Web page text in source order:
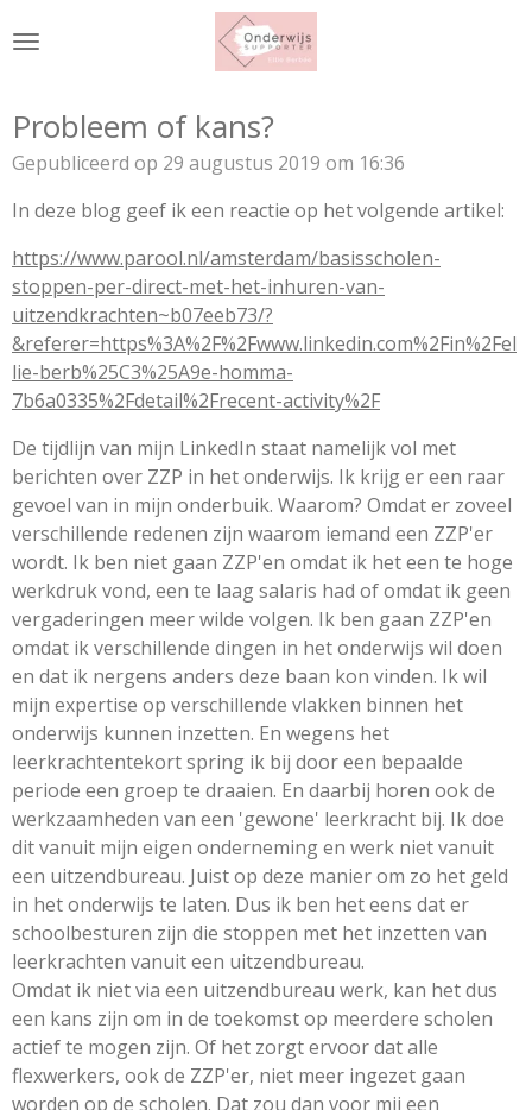
direct
hoofdinhoud
Probleem of kans?
Gepubliceerd op 29 augustus 2019 om 16:36
In deze blog geef ik een reactie op het volgende artikel:
https://www.parool.nl/amsterdam/basisscholen-
stoppen-per-direct-met-het-inhuren-van-
uitzendkrachten~b07eeb73/?
&referer=https%3A%2F%2Fwww.linkedin.com%2Fin%2Fel
lie-berb%25C3%25A9e-homma-
7b6a0335%2Fdetail%2Frecent-activity%2F
De tijdlijn van mijn LinkedIn staat namelijk vol met
berichten over ZZP in het onderwijs. Ik krijg er een raar
gevoel van in mijn onderbuik. Waarom? Omdat er zoveel
verschillende redenen zijn waarom iemand een ZZP'er
wordt. Ik ben niet gaan ZZP'en omdat ik het een te hoge
werkdruk vond, een te laag salaris had of omdat ik geen
vergaderingen meer wilde volgen. Ik ben gaan ZZP'en
omdat ik verschillende dingen in het onderwijs wil doen
en dat ik nergens anders deze baan kon vinden. Ik wil
mijn expertise op verschillende vlakken binnen het
onderwijs kunnen inzetten. En wegens het
leerkrachtentekort spring ik bij door een bepaalde
periode een groep te draaien. En daarbij horen ook de
werkzaamheden van een 'gewone' leerkracht bij. Ik doe
dit vanuit mijn eigen onderneming en werk niet vanuit
een uitzendbureau. Juist op deze manier om zo het geld
in het onderwijs te laten. Dus ik ben het eens dat er
schoolbesturen zijn die stoppen met het inzetten van
leerkrachten vanuit een uitzendbureau.
Omdat ik niet via een uitzendbureau werk, kan het dus
een kans zijn om in de toekomst op meerdere scholen
actief te mogen zijn. Of het zorgt ervoor dat alle
flexwerkers, ook de ZZP'er, niet meer ingezet gaan
worden op de scholen. Dat zou dan voor mij een